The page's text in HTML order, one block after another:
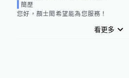
簡歷
您好， 顏士閎 希望能為您服務！
看更多